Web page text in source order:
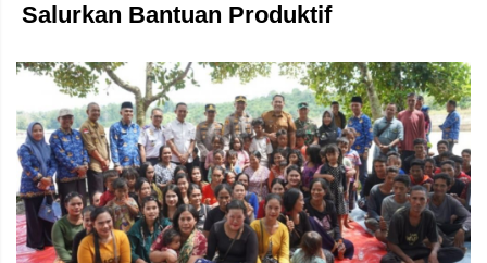
Salurkan Bantuan Produktif